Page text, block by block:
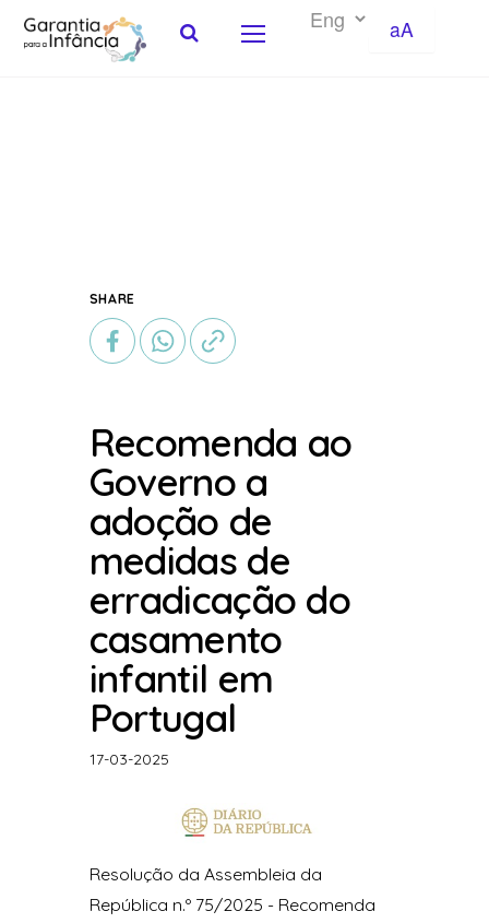
aA
SHARE
Recomenda ao
Governo a
adoção de
medidas de
erradicação do
casamento
infantil em
Portugal
17-03-2025
Resolução da Assembleia da
República n.º 75/2025 - Recomenda